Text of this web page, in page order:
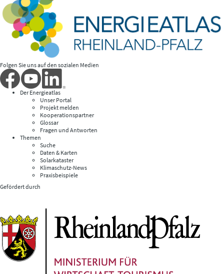
Folgen Sie uns auf den sozialen Medien
Der Energieatlas
Unser Portal
Projekt melden
Kooperationspartner
Glossar
Fragen und Antworten
Themen
Suche
Daten & Karten
Solarkataster
Klimaschutz-News
Praxisbeispiele
Gefördert durch